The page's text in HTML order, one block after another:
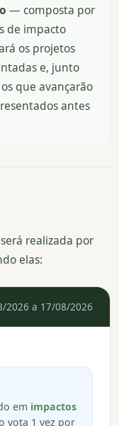
— composta por
de impacto
os projetos
e, junto
que avançarão
antes
realizada por
elas:
2026 a 17/08/2026
em impactos
vota 1 vez por